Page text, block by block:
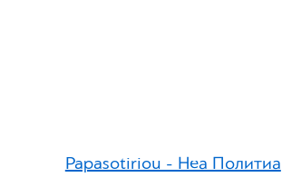
Papasotiriou - Неа Политиа